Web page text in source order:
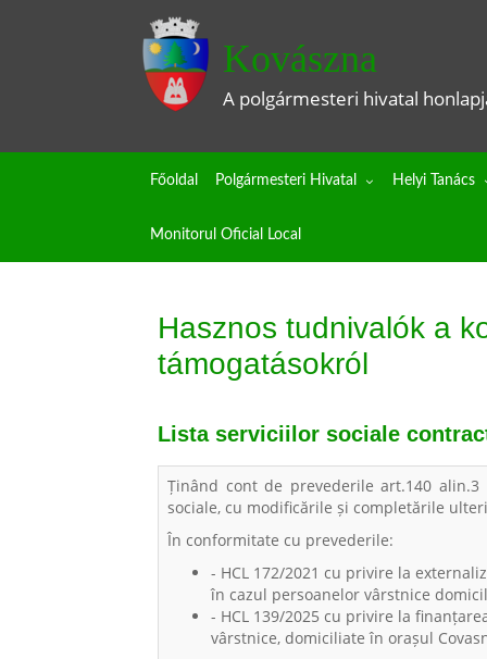
Kovászna
A polgármesteri hivatal
Főoldal Polgármesteri Hivatal Helyi Tanács
Monitorul Oficial Local
Hasznos tudnivalók a
támogatásokról
Lista serviciilor sociale
Ținând cont de prevederile art.140
sociale, cu modificările și completările
În conformitate cu prevederile:
- HCL 172/2021 cu privire la
în cazul persoanelor vârstnice
- HCL 139/2025 cu privire la
vârstnice, domiciliate în orașul